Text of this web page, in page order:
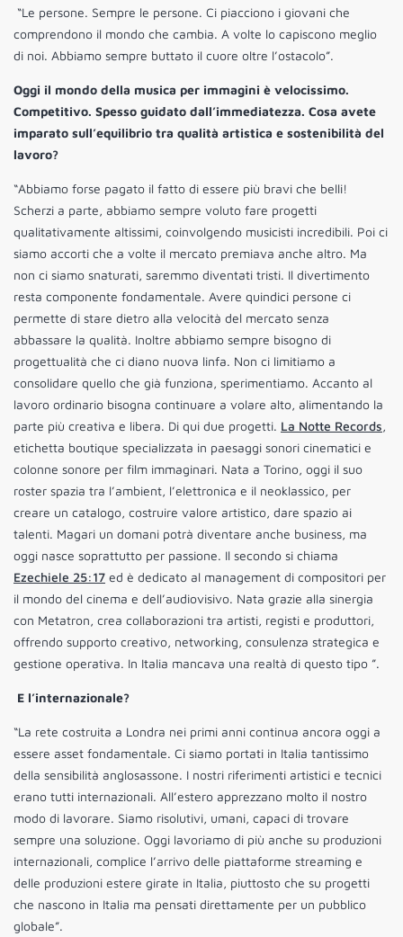
“Le persone. Sempre le persone. Ci piacciono i giovani che
comprendono il mondo che cambia. A volte lo capiscono meglio
di noi. Abbiamo sempre buttato il cuore oltre l’ostacolo”.
Oggi il mondo della musica per immagini è velocissimo.
Competitivo. Spesso guidato dall’immediatezza. Cosa avete
imparato sull’equilibrio tra qualità artistica e sostenibilità del
lavoro?
“Abbiamo forse pagato il fatto di essere più bravi che belli!
Scherzi a parte, abbiamo sempre voluto fare progetti
qualitativamente altissimi, coinvolgendo musicisti incredibili. Poi ci
siamo accorti che a volte il mercato premiava anche altro. Ma
non ci siamo snaturati, saremmo diventati tristi. Il divertimento
resta componente fondamentale. Avere quindici persone ci
permette di stare dietro alla velocità del mercato senza
abbassare la qualità. Inoltre abbiamo sempre bisogno di
progettualità che ci diano nuova linfa. Non ci limitiamo a
consolidare quello che già funziona, sperimentiamo. Accanto al
lavoro ordinario bisogna continuare a volare alto, alimentando la
parte più creativa e libera. Di qui due progetti. La Notte Records,
etichetta boutique specializzata in paesaggi sonori cinematici e
colonne sonore per film immaginari. Nata a Torino, oggi il suo
roster spazia tra l’ambient, l’elettronica e il neoklassico, per
creare un catalogo, costruire valore artistico, dare spazio ai
talenti. Magari un domani potrà diventare anche business, ma
oggi nasce soprattutto per passione. Il secondo si chiama
Ezechiele 25:17 ed è dedicato al management di compositori per
il mondo del cinema e dell’audiovisivo. Nata grazie alla sinergia
con Metatron, crea collaborazioni tra artisti, registi e produttori,
offrendo supporto creativo, networking, consulenza strategica e
gestione operativa. In Italia mancava una realtà di questo tipo ”.
E l’internazionale?
“La rete costruita a Londra nei primi anni continua ancora oggi a
essere asset fondamentale. Ci siamo portati in Italia tantissimo
della sensibilità anglosassone. I nostri riferimenti artistici e tecnici
erano tutti internazionali. All’estero apprezzano molto il nostro
modo di lavorare. Siamo risolutivi, umani, capaci di trovare
sempre una soluzione. Oggi lavoriamo di più anche su produzioni
internazionali, complice l’arrivo delle piattaforme streaming e
delle produzioni estere girate in Italia, piuttosto che su progetti
che nascono in Italia ma pensati direttamente per un pubblico
globale”.